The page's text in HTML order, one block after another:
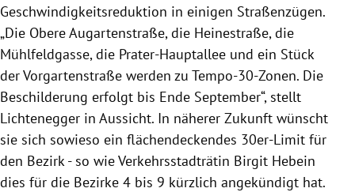
Geschwindigkeitsreduktion in einigen Straßenzügen.
„Die Obere Augartenstraße, die Heinestraße, die
Mühlfeldgasse, die Prater-Hauptallee und ein Stück
der Vorgartenstraße werden zu Tempo-30-Zonen. Die
Beschilderung erfolgt bis Ende September“, stellt
Lichtenegger in Aussicht. In näherer Zukunft wünscht
sie sich sowieso ein flächendeckendes 30er-Limit für
den Bezirk - so wie Verkehrsstadträtin Birgit Hebein
dies für die Bezirke 4 bis 9 kürzlich angekündigt hat.